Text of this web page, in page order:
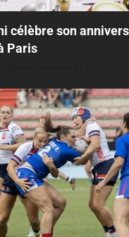
célèbre son
Paris